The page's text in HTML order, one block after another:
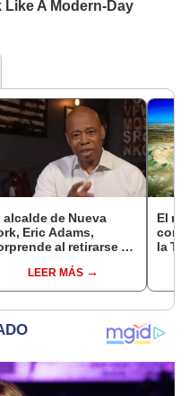
alcalde de Nueva
Eric Adams,
al retirarse de
para buscar
LEER MÁS
El
con
la